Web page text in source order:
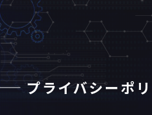
プライバシーポ